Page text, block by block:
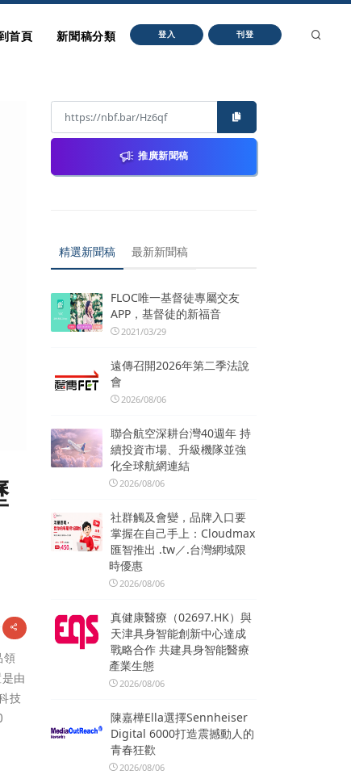
首頁 新聞稿分類 登入 刊登
領
由
技
推廣新聞稿
精選新聞稿 最新新聞稿
FLOC唯一基督徒專屬交友
APP，基督徒的新福音
2021/03/29
遠傳召開2026年第二季法說
會
2026/08/06
聯合航空深耕台灣40週年 持
續投資市場、升級機隊並強
化全球航網連結
2026/08/06
社群觸及會變，品牌入口要
掌握在自己手上：Cloudmax
匯智推出 .tw／.台灣網域限
時優惠
2026/08/06
真健康醫療（02697.HK）與
天津具身智能創新中心達成
戰略合作 共建具身智能醫療
產業生態
2026/08/06
陳嘉樺Ella選擇Sennheiser
Digital 6000打造震撼動人的
青春狂歡
2026/08/06